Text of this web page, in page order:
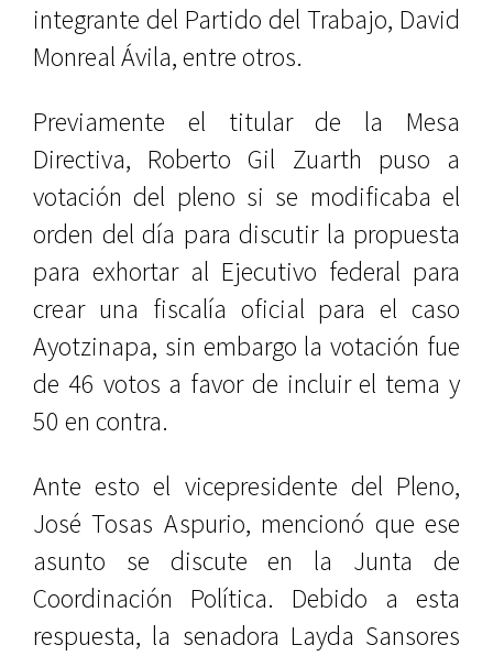
integrante del Partido del Trabajo, David
Monreal Ávila, entre otros.
Previamente el titular de la Mesa
Directiva, Roberto Gil Zuarth puso a
votación del pleno si se modificaba el
orden del día para discutir la propuesta
para exhortar al Ejecutivo federal para
crear una fiscalía oficial para el caso
Ayotzinapa, sin embargo la votación fue
de 46 votos a favor de incluir el tema y
50 en contra.
Ante esto el vicepresidente del Pleno,
José Tosas Aspurio, mencionó que ese
asunto se discute en la Junta de
Coordinación Política. Debido a esta
respuesta, la senadora Layda Sansores